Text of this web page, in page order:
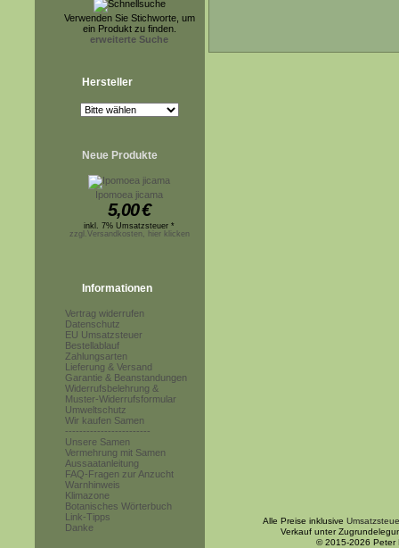
Verwenden Sie Stichworte, um
ein Produkt zu finden.
erweiterte Suche
Hersteller
Neue Produkte
Ipomoea jicama
5,00€
inkl. 7% Umsatzsteuer *
zzgl.Versandkosten, hier klicken
Informationen
Vertrag widerrufen
Datenschutz
EU Umsatzsteuer
Bestellablauf
Zahlungsarten
Lieferung & Versand
Garantie & Beanstandungen
Widerrufsbelehrung &
Muster-Widerrufsformular
Umweltschutz
Wir kaufen Samen
------------------------
Unsere Samen
Vermehrung mit Samen
Aussaatanleitung
FAQ-Fragen zur Anzucht
Warnhinweis
Klimazone
Botanisches Wörterbuch
Link-Tipps
Danke
Alle Preise inklusive
Verkauf unter
© 2015-2026 Peter